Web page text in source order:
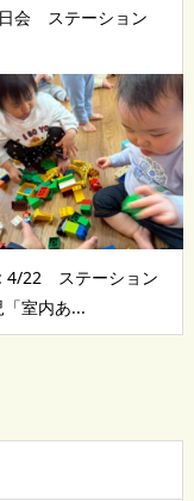
会 ステーション
4/22 ステーション
室内あ...